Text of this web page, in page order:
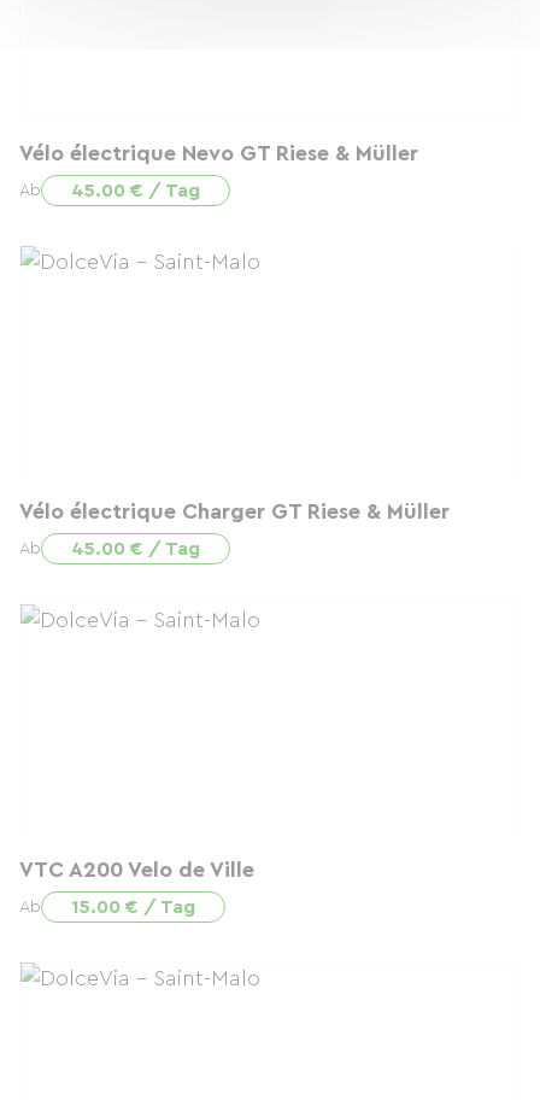
Vélo électrique Nevo GT Riese & Müller
Ab 45.00 € / Tag
Vélo électrique Charger GT Riese & Müller
Ab 45.00 € / Tag
VTC A200 Velo de Ville
Ab 15.00 € / Tag